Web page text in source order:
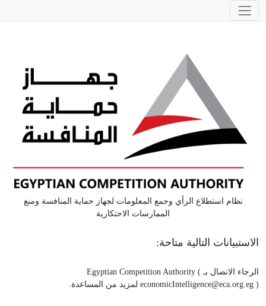
نظام استطلاع الرأي وجمع المعلومات لجهاز حماية المنافسة ومنع
الممارسات الاحتكارية
الاستبيانات التالية متاحة:
الرجاء الاتصال بـ Egyptian Competition Authority (
economicIntelligence@eca.org.eg ) لمزيد من المساعدة.